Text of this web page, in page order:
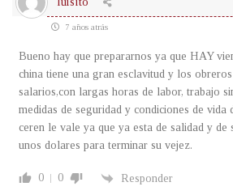
7 años atrás
Bueno hay que prepararnos ya que HAY
china tiene una gran esclavitud y los
salarios,con largas horas de labor, trabajo
medidas de seguridad y condiciones de vida
ceren le vale ya que ya esta de salidad y de
unos dolares para terminar su vejez.
0 0 Responder